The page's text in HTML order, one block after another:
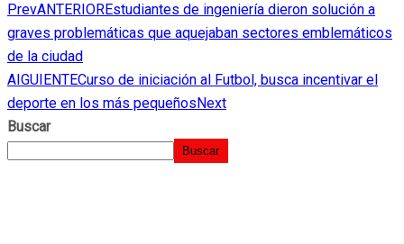
LinkedIn
PrevANTERIOREstudiantes de ingeniería dieron solución a
graves problemáticas que aquejaban sectores emblemáticos
de la ciudad
AIGUIENTECurso de iniciación al Futbol, busca incentivar el
deporte en los más pequeños Next
Buscar
Buscar